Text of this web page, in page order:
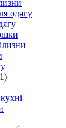
одягу